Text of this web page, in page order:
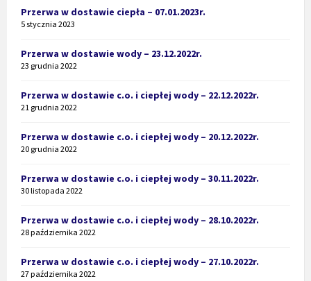
Przerwa w dostawie ciepła – 07.01.2023r.
5 stycznia 2023
Przerwa w dostawie wody – 23.12.2022r.
23 grudnia 2022
Przerwa w dostawie c.o. i ciepłej wody – 22.12.2022r.
21 grudnia 2022
Przerwa w dostawie c.o. i ciepłej wody – 20.12.2022r.
20 grudnia 2022
Przerwa w dostawie c.o. i ciepłej wody – 30.11.2022r.
30 listopada 2022
Przerwa w dostawie c.o. i ciepłej wody – 28.10.2022r.
28 października 2022
Przerwa w dostawie c.o. i ciepłej wody – 27.10.2022r.
27 października 2022